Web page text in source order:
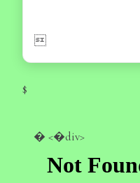

$
� <�div>